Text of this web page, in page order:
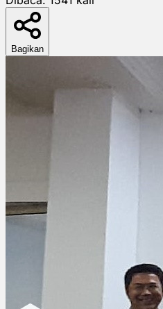
Bagikan